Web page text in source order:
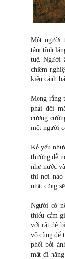
Một người
tâm tĩnh
tuệ. Người
chiêm
kiến cảnh
Mong rằng
phải đối
cương
một người
Kẻ yếu
thường dễ
như nước
thì nơi nào
nhặt cũng
Người có
thiếu cảm
với rất dễ
vô cùng để
phối bởi
mất đi